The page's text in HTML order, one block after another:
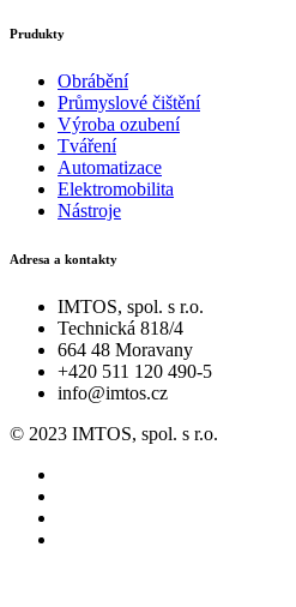
Prudukty
Obrábění
Průmyslové čištění
Výroba ozubení
Tváření
Automatizace
Elektromobilita
Nástroje
Adresa a kontakty
IMTOS, spol. s r.o.
Technická 818/4
664 48 Moravany
+420 511 120 490-5
info@imtos.cz
© 2023 IMTOS, spol. s r.o.